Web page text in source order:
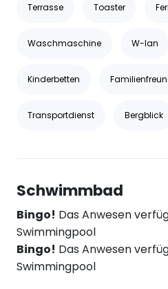
Terrasse Toaster
Waschmaschine W-lan
Kinderbetten
Transportdienst Bergblick
Schwimmbad
Bingo! Das Anwesen
Swimmingpool
Bingo! Das Anwesen
Swimmingpool